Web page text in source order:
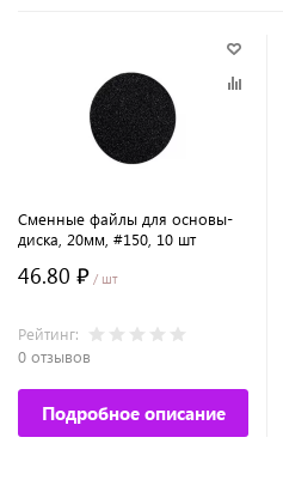
Сменные файлы для основы-
диска, 20мм, #150, 10 шт
46.80 ₽ / шт
Рейтинг:
0 отзывов
Подробное описание